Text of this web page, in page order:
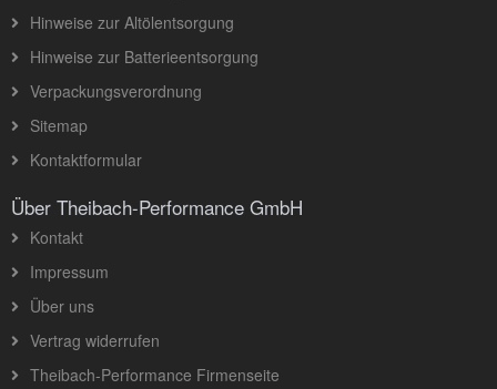
Hinweise zur Altölentsorgung
Hinweise zur Batterieentsorgung
Verpackungsverordnung
Sitemap
Kontaktformular
Über Theibach-Performance GmbH
Kontakt
Impressum
Über uns
Vertrag widerrufen
Theibach-Performance Firmenseite